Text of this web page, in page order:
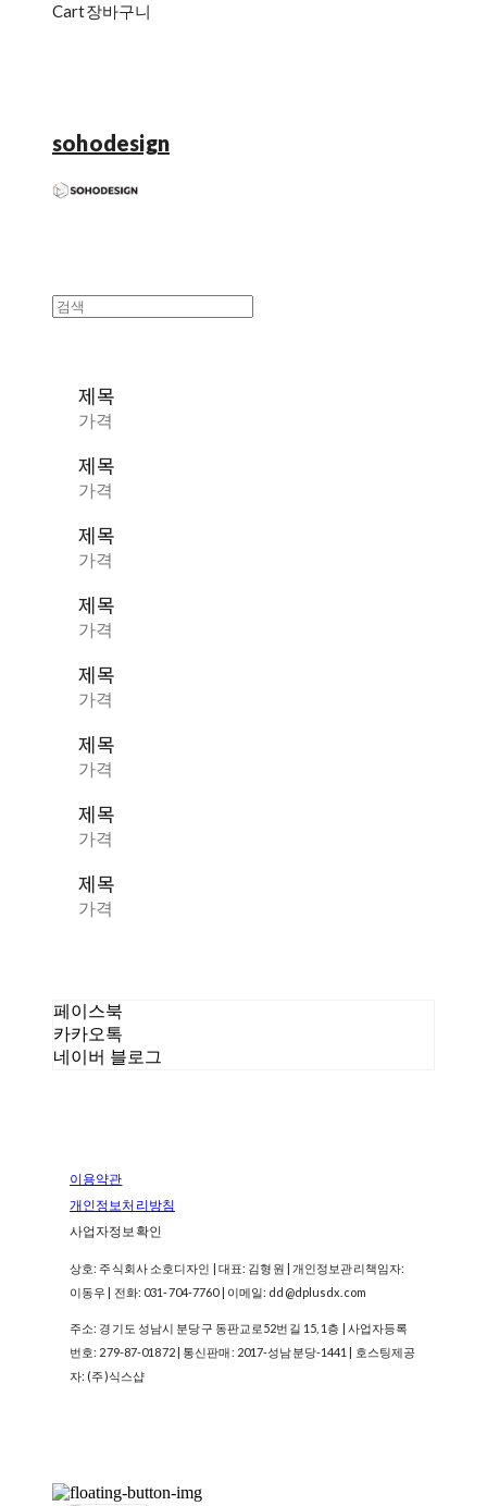
Cart장바구니
sohodesign
제목
가격
제목
가격
제목
가격
제목
가격
제목
가격
제목
가격
제목
가격
제목
가격
페이스북
카카오톡
네이버 블로그
이용약관
개인정보처리방침
사업자정보확인
상호: 주식회사 소호디자인 | 대표: 김형원 | 개인정보관리책임자:
이동우 | 전화: 031-704-7760 | 이메일: dd@dplusdx.com
주소: 경기도 성남시 분당구 동판교로52번길 15, 1층 | 사업자등록
번호: 279-87-01872| 통신판매: 2017-성남분당-1441 | 호스팅제공
자: (주)식스샵